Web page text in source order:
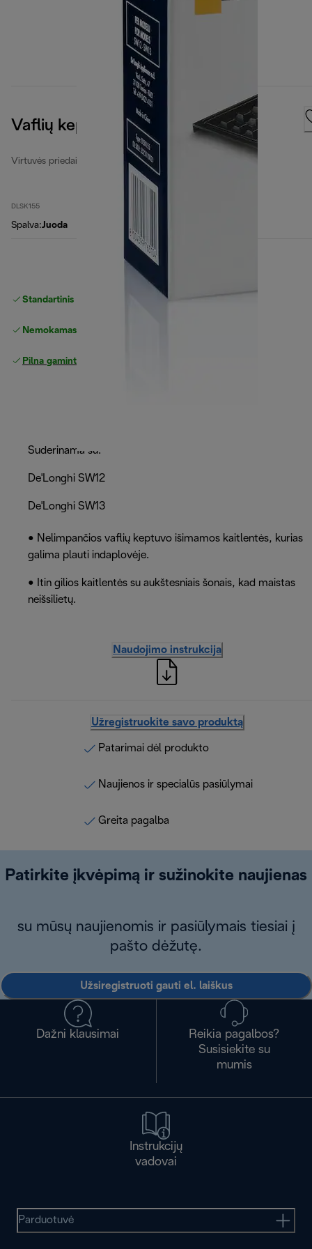
Vaflių keptuvo kaitlentės
Virtuvės priedai
DLSK155
Spalva:Juoda
Standartinis nemokamas Pristatymas
Nemokamas grąžinimas
Pilna gamintojo garantija
Suderinama su:
De'Longhi SW12
De'Longhi SW13
• Nelimpančios vaflių keptuvo išimamos kaitlentės, kurias
galima plauti indaplovėje.
• Itin gilios kaitlentės su aukštesniais šonais, kad maistas
neišsilietų.
Naudojimo instrukcija
Užregistruokite savo produktą
Patarimai dėl produkto
Naujienos ir specialūs pasiūlymai
Greita pagalba
Patirkite įkvėpimą ir sužinokite naujienas
su mūsų naujienomis ir pasiūlymais tiesiai į
pašto dėžutę.
Užsiregistruoti gauti el. laiškus
Dažni klausimai
Reikia pagalbos?
Susisiekite su
mumis
Instrukcijų
vadovai
Parduotuvė